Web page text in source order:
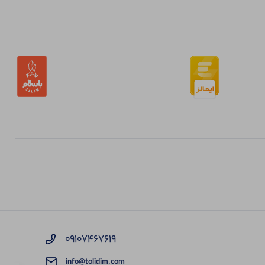
09107467619
info@tolidim.com